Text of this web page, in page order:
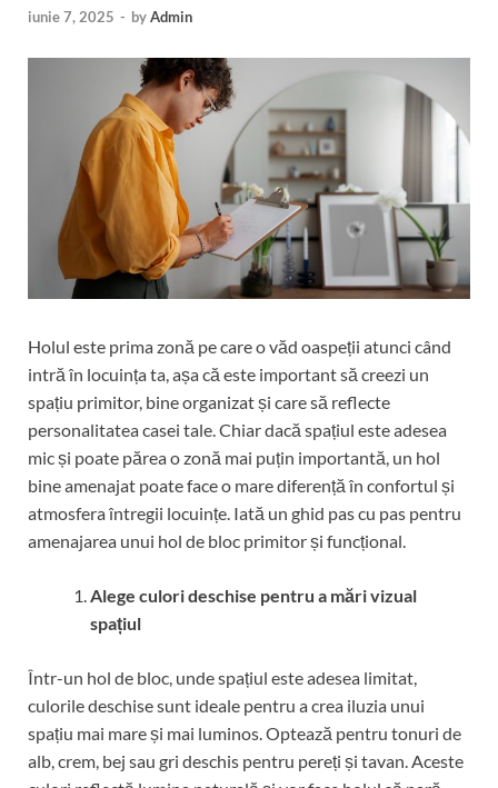
iunie 7, 2025 - byAdmin
Holul este prima zonă pe care o văd oaspeții atunci când
intră în locuința ta, așa că este important să creezi un
spațiu primitor, bine organizat și care să reflecte
personalitatea casei tale. Chiar dacă spațiul este adesea
mic și poate părea o zonă mai puțin importantă, un hol
bine amenajat poate face o mare diferență în confortul și
atmosfera întregii locuințe. Iată un ghid pas cu pas pentru
amenajarea unui hol de bloc primitor și funcțional.
Alege culori deschise pentru a mări vizual
spațiul
Într-un hol de bloc, unde spațiul este adesea limitat,
culorile deschise sunt ideale pentru a crea iluzia unui
spațiu mai mare și mai luminos. Optează pentru tonuri de
alb, crem, bej sau gri deschis pentru pereți și tavan. Aceste